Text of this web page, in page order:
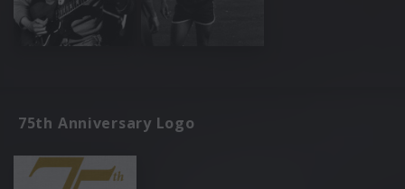
75th Anniversary Logo